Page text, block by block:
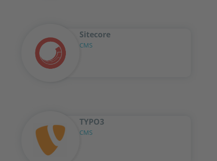
Sitecore
CMS
TYPO3
CMS